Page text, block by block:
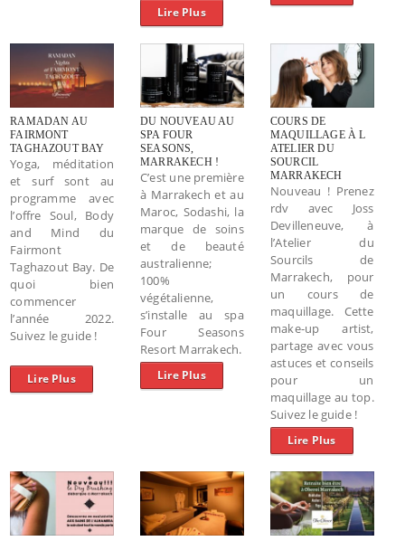
Lire Plus
RAMADAN AU
FAIRMONT
TAGHAZOUT BAY
Yoga, méditation
et surf sont au
programme avec
l’offre Soul, Body
and Mind du
Fairmont
Taghazout Bay. De
quoi bien
commencer
l’année 2022.
Suivez le guide !
Lire Plus
DU NOUVEAU AU
SPA FOUR
SEASONS,
MARRAKECH !
C’est une première
à Marrakech et au
Maroc, Sodashi, la
marque de soins
et de beauté
australienne;
100%
végétalienne,
s’installe au spa
Four Seasons
Resort Marrakech.
Lire Plus
COURS DE
MAQUILLAGE À L
ATELIER DU
SOURCIL
MARRAKECH
Nouveau ! Prenez
rdv avec Joss
Devilleneuve, à
l’Atelier du
Sourcils de
Marrakech, pour
un cours de
maquillage. Cette
make-up artist,
partage avec vous
astuces et conseils
pour un
maquillage au top.
Suivez le guide !
Lire Plus